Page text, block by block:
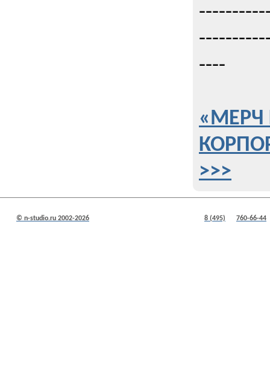
----
«МЕРЧ
>>>
© n-studio.ru 2002-2026 8 (495) 760-66-44